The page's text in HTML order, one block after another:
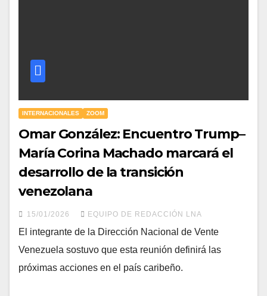
INTERNACIONALES ZOOM
Omar González: Encuentro Trump–
María Corina Machado marcará el
desarrollo de la transición
venezolana
15/01/2026 EQUIPO DE REDACCIÓN LNA
El integrante de la Dirección Nacional de Vente
Venezuela sostuvo que esta reunión definirá las
próximas acciones en el país caribeño.